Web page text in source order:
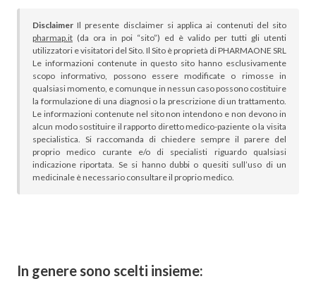
Disclaimer Il presente disclaimer si applica ai contenuti del sito
pharmap.it (da ora in poi “sito”) ed è valido per tutti gli utenti
utilizzatori e visitatori del Sito. Il Sito è proprietà di PHARMAONE SRL
Le informazioni contenute in questo sito hanno esclusivamente
scopo informativo, possono essere modificate o rimosse in
qualsiasi momento, e comunque in nessun caso possono costituire
la formulazione di una diagnosi o la prescrizione di un trattamento.
Le informazioni contenute nel sito non intendono e non devono in
alcun modo sostituire il rapporto diretto medico-paziente o la visita
specialistica. Si raccomanda di chiedere sempre il parere del
proprio medico curante e/o di specialisti riguardo qualsiasi
indicazione riportata. Se si hanno dubbi o quesiti sull’uso di un
medicinale è necessario consultare il proprio medico.
In genere sono scelti insieme: